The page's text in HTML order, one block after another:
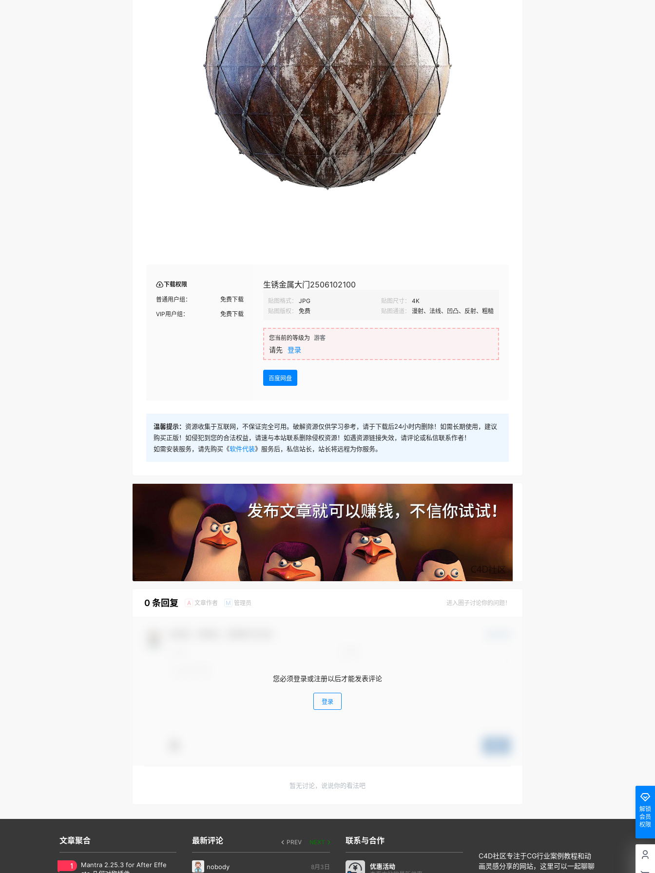
下载权限
普通用户组：
免费下载
VIP用户组：
免费下载
生锈金属大门2506102100
贴图格式： JPG 贴图尺寸：
4K
贴图版权：
免费 贴图通道： 漫射、法线、凹凸、反射、粗糙
您当前的等级为 游客
请先 登录
百度网盘
温馨提示： 资源收集于互联网，不保证完全可用。破解资源仅供学习参考，请于下载后24小时内删除！如需长期使用，建议
购买正版！如侵犯到您的合法权益，请速与本站联系删除侵权资源！如遇资源链接失效，请评论或私信联系作者！
如需安装服务，请先购买《软件代装》服务后，私信站长，站长将远程为你服务。
0 条回复 A 文章作者 M 管理员 进入圈子讨论你的问题！
您必须登录或注册以后才能发表评论
登录
暂无讨论，说说你的看法吧
解锁
会员
权限
文章聚合
1
Mantra 2.25.3 for After Effe
最新评论 PREV NEXT
nobody 8月3日
联系与合作
优惠活动
C4D社区专注于CG行业案例教程和动
画灵感分享的网站，这里可以一起聊聊